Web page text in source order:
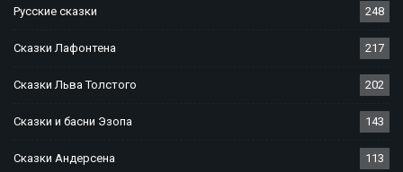
Русские сказки 248
Сказки Лафонтена 217
Сказки Льва Толстого 202
Сказки и басни Эзопа 143
Сказки Андерсена 113